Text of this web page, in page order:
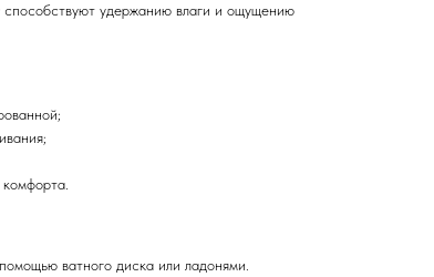
способствуют удержанию влаги и ощущению
ватного диска или ладонями.